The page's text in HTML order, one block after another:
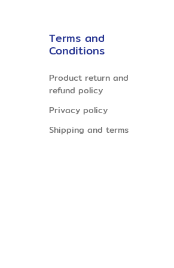
Terms and
Conditions
Product return and
refund policy
Privacy policy
Shipping and terms